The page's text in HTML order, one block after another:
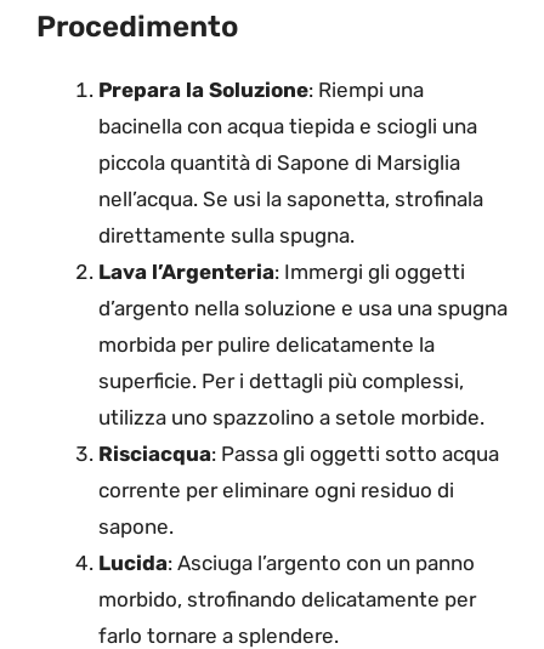
Procedimento
Prepara la Soluzione: Riempi una
bacinella con acqua tiepida e sciogli una
piccola quantità di Sapone di Marsiglia
nell’acqua. Se usi la saponetta, strofinala
direttamente sulla spugna.
Lava l’Argenteria: Immergi gli oggetti
d’argento nella soluzione e usa una spugna
morbida per pulire delicatamente la
superficie. Per i dettagli più complessi,
utilizza uno spazzolino a setole morbide.
Risciacqua: Passa gli oggetti sotto acqua
corrente per eliminare ogni residuo di
sapone.
Lucida: Asciuga l’argento con un panno
morbido, strofinando delicatamente per
farlo tornare a splendere.